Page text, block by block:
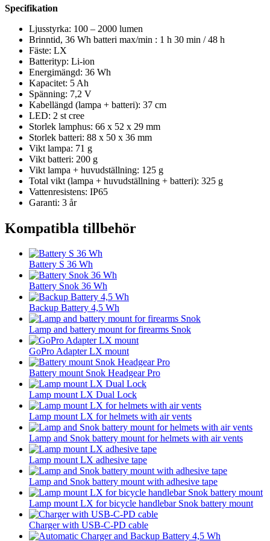
Specifikation
Ljusstyrka: 100 – 2000 lumen
Brinntid, 36 Wh batteri max/min : 1 h 30 min / 48 h
Fäste: LX
Batterityp: Li-ion
Energimängd: 36 Wh
Kapacitet: 5 Ah
Spänning: 7,2 V
Kabellängd (lampa + batteri): 37 cm
LED: 2 st cree
Storlek lamphus: 66 x 52 x 29 mm
Storlek batteri: 88 x 50 x 36 mm
Vikt lampa: 71 g
Vikt batteri: 200 g
Vikt lampa + huvudställning: 125 g
Total vikt (lampa + huvudställning + batteri): 325 g
Vattenresistens: IP65
Garanti: 3 år
Kompatibla tillbehör
Battery S 36 Wh
Battery Snok 36 Wh
Backup Battery 4,5 Wh
Lamp and battery mount for firearms Snok
GoPro Adapter LX mount
Battery mount Snok Headgear Pro
Lamp mount LX Dual Lock
Lamp mount LX for helmets with air vents
Lamp and Snok battery mount for helmets with air vents
Lamp mount LX adhesive tape
Lamp and Snok battery mount with adhesive tape
Lamp mount LX for bicycle handlebar Snok battery mount
Charger with USB-C-PD cable